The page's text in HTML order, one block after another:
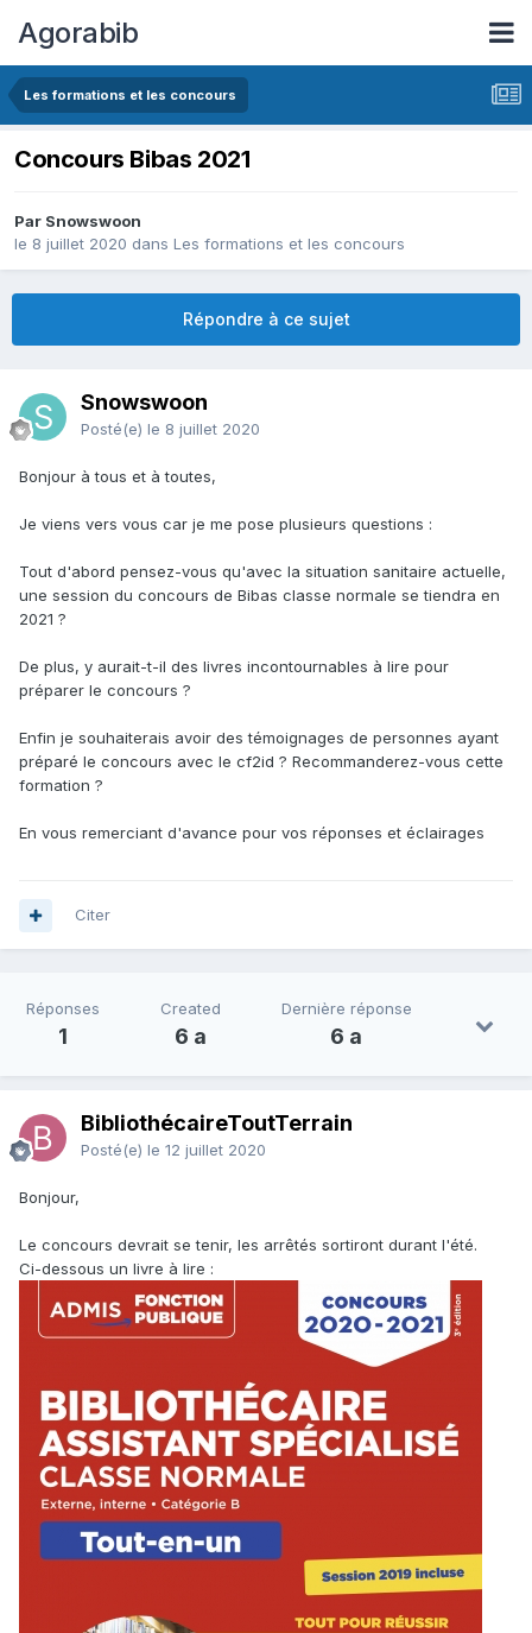
Agorabib
Les formations et les concours
Concours Bibas 2021
Par Snowswoon
le 8 juillet 2020 dans Les formations et les concours
Répondre à ce sujet
Snowswoon
Posté(e) le 8 juillet 2020
Bonjour à tous et à toutes,
Je viens vers vous car je me pose plusieurs questions :
Tout d'abord pensez-vous qu'avec la situation sanitaire actuelle,
une session du concours de Bibas classe normale se tiendra en
2021 ?
De plus, y aurait-t-il des livres incontournables à lire pour
préparer le concours ?
Enfin je souhaiterais avoir des témoignages de personnes ayant
préparé le concours avec le cf2id ? Recommanderez-vous cette
formation ?
En vous remerciant d'avance pour vos réponses et éclairages
Citer
Réponses
1
Created
6 a
Dernière réponse
6 a
BibliothécaireToutTerrain
Posté(e) le 12 juillet 2020
Bonjour,
Le concours devrait se tenir, les arrêtés sortiront durant l'été.
Ci-dessous un livre à lire :